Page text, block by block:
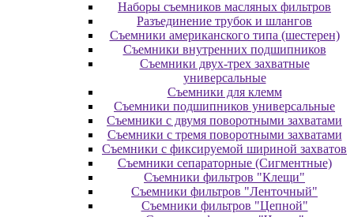
Наборы съемников масляных фильтров
Разъединение трубок и шлангов
Съемники американского типа (шестерен)
Съемники внутренних подшипников
Съемники двух-трех захватные
универсальные
Съемники для клемм
Съемники подшипников универсальные
Съемники с двумя поворотными захватами
Съемники с тремя поворотными захватами
Съемники с фиксируемой шириной захватов
Съемники сепараторные (Сигментные)
Съемники фильтров "Клещи"
Съемники фильтров "Ленточный"
Съемники фильтров "Цепной"